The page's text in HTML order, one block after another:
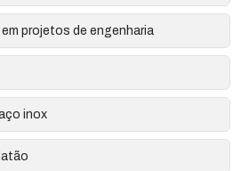
projetos de engenharia
inox